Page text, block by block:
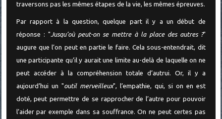
traversons pas les mêmes étapes de la vie, les mêmes épreuves.
Par rapport à la question, quelque part il y a un début de
réponse : "Jusqu’où peut-on se mettre à la place des autres ?"
augure que l’on peut en partie le faire. Cela sous-entendrait, dit
une participante qu’il y aurait une limite au-delà de laquelle on ne
peut accéder à la compréhension totale d’autrui. Or, il y a
aujourd’hui un "outil merveilleux", l’empathie, qui, si on en est
doté, peut permettre de se rapprocher de l’autre pour pouvoir
l’aider par exemple dans sa souffrance. On ne peut certes pas